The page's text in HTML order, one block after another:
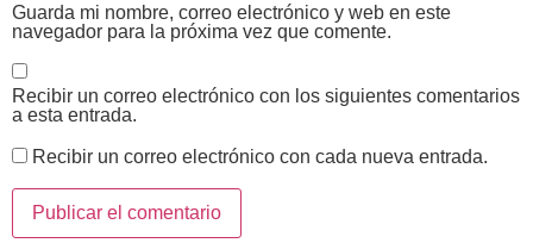
Guarda mi nombre, correo electrónico y web en este
navegador para la próxima vez que comente.
Recibir un correo electrónico con los siguientes comentarios
a esta entrada.
Recibir un correo electrónico con cada nueva entrada.